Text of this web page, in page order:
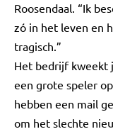
Roosendaal. “Ik
zó in het leven en
tragisch.”
Het bedrijf kweekt
een grote speler
hebben een mail
om het slechte